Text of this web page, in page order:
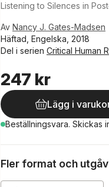
Listening to Silences in
Av Nancy J. Gates-Madsen
Häftad, Engelska, 2018
Del i serien Critical Human
247 kr
Lägg i
Beställningsvara. Skickas
Fler format och